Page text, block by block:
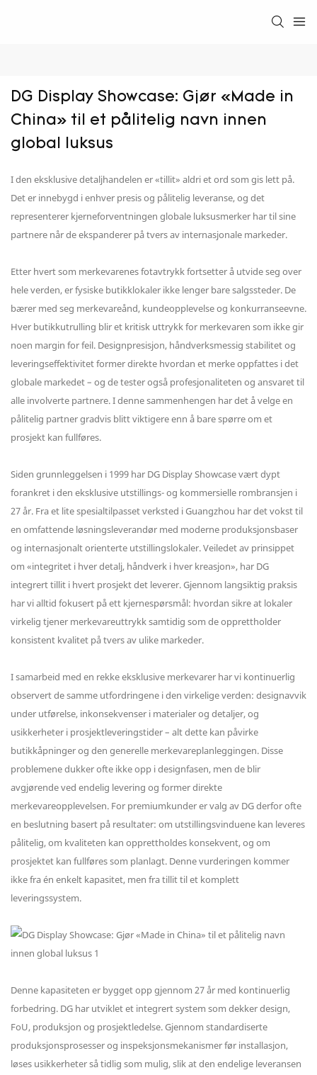
DG Display Showcase: Gjør «Made in
China» til et pålitelig navn innen
global luksus
I den eksklusive detaljhandelen er «tillit» aldri et ord som gis lett på.
Det er innebygd i enhver presis og pålitelig leveranse, og det
representerer kjerneforventningen globale luksusmerker har til sine
partnere når de ekspanderer på tvers av internasjonale markeder.
Etter hvert som merkevarenes fotavtrykk fortsetter å utvide seg over
hele verden, er fysiske butikklokaler ikke lenger bare salgssteder. De
bærer med seg merkevareånd, kundeopplevelse og konkurranseevne.
Hver butikkutrulling blir et kritisk uttrykk for merkevaren som ikke gir
noen margin for feil. Designpresisjon, håndverksmessig stabilitet og
leveringseffektivitet former direkte hvordan et merke oppfattes i det
globale markedet – og de tester også profesjonaliteten og ansvaret til
alle involverte partnere. I denne sammenhengen har det å velge en
pålitelig partner gradvis blitt viktigere enn å bare spørre om et
prosjekt kan fullføres.
Siden grunnleggelsen i 1999 har DG Display Showcase vært dypt
forankret i den eksklusive utstillings- og kommersielle rombransjen i
27 år. Fra et lite spesialtilpasset verksted i Guangzhou har det vokst til
en omfattende løsningsleverandør med moderne produksjonsbaser
og internasjonalt orienterte utstillingslokaler. Veiledet av prinsippet
om «integritet i hver detalj, håndverk i hver kreasjon», har DG
integrert tillit i hvert prosjekt det leverer. Gjennom langsiktig praksis
har vi alltid fokusert på ett kjernespørsmål: hvordan sikre at lokaler
virkelig tjener merkevareuttrykk samtidig som de opprettholder
konsistent kvalitet på tvers av ulike markeder.
I samarbeid med en rekke eksklusive merkevarer har vi kontinuerlig
observert de samme utfordringene i den virkelige verden: designavvik
under utførelse, inkonsekvenser i materialer og detaljer, og
usikkerheter i prosjektleveringstider – alt dette kan påvirke
butikkåpninger og den generelle merkevareplanleggingen. Disse
problemene dukker ofte ikke opp i designfasen, men de blir
avgjørende ved endelig levering og former direkte
merkevareopplevelsen. For premiumkunder er valg av DG derfor ofte
en beslutning basert på resultater: om utstillingsvinduene kan leveres
pålitelig, om kvaliteten kan opprettholdes konsekvent, og om
prosjektet kan fullføres som planlagt. Denne vurderingen kommer
ikke fra én enkelt kapasitet, men fra tillit til et komplett
leveringssystem.
Denne kapasiteten er bygget opp gjennom 27 år med kontinuerlig
forbedring. DG har utviklet et integrert system som dekker design,
FoU, produksjon og prosjektledelse. Gjennom standardiserte
produksjonsprosesser og inspeksjonsmekanismer før installasjon,
løses usikkerheter så tidlig som mulig, slik at den endelige leveransen